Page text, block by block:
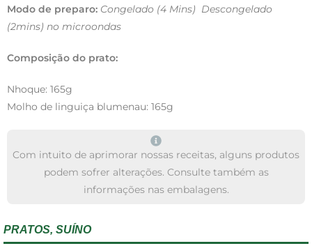
Modo de preparo: Congelado (4 Mins) Descongelado
(2mins) no microondas
Composição do prato:
Nhoque: 165g
Molho de linguiça blumenau: 165g
Com intuito de aprimorar nossas receitas, alguns produtos
podem sofrer alterações. Consulte também as
informações nas embalagens.
PRATOS, SUÍNO